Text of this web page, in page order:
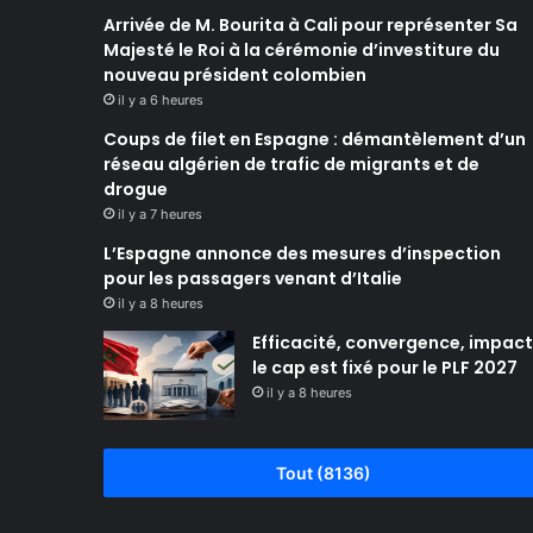
Arrivée de M. Bourita à Cali pour représenter Sa
Majesté le Roi à la cérémonie d’investiture du
nouveau président colombien
il y a 6 heures
Coups de filet en Espagne : démantèlement d’un
réseau algérien de trafic de migrants et de
drogue
il y a 7 heures
L’Espagne annonce des mesures d’inspection
pour les passagers venant d’Italie
il y a 8 heures
Efficacité, convergence,
le cap est fixé pour le PLF 2027
il y a 8 heures
Tout (8136)